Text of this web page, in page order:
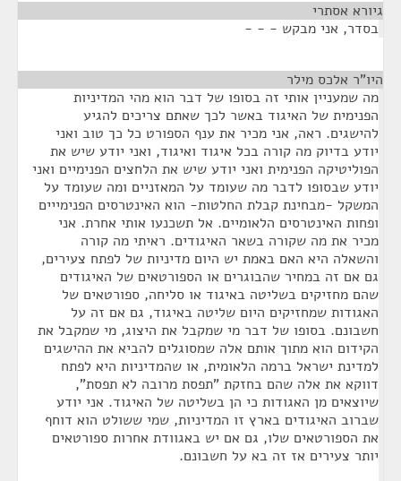
גיורא אסתרי
בסדר, אני מבקש - - -
היו"ר אלכס מילר
מה שמעניין אותי זה בסופו של דבר הוא מהי המדיניות
הפנימית של האיגוד באשר לכך שאתם צריכים להגיע
להישגים. ראה, אני מכיר את ענף הספורט כל כך טוב ואני
יודע בדיוק מה קורה בכל איגוד ואיגוד, ואני יודע שיש את
הפוליטיקה הפנימית ואני יודע שיש את הלחצים הפנימיים ואני
יודע שבסופו לדבר מה שעומד על המאזניים ומה שעומד על
המשקל -מבחינת קבלת החלטות- הוא האינטרסים הפנימייים
ופחות האינטרסים הלאומיים. אל תשכנעו אותי אחרת. אני
מכיר את מה שקורה בשאר האיגודים. ראיתי מה קורה
והשאלה היא האם באמת יש היום מדיניות של לפתח צעירים,
גם אם זה במחיר שהבוגרים או הספורטאים של האיגודים
שהם מחזיקים בשליטה באיגוד או סליחה, ספורטאים של
האגודות שמחזיקים היום שליטה באיגוד, גם אם זה על
חשבונם. בסופו של דבר מי שמקבל את היצוג, מי שמקבל את
הקידום הוא מתוך אותם אלה שמסוגלים להביא את ההישגים
למדינת ישראל ברמה הלאומית, או שהמדיניות היא לפתח
דווקא את אלה שהם בחזקת "תפסת מרובה לא תפסת",
שיוצאים מן האגודות כי הן בשליטה של האיגוד. אני יודע
שברוב האיגודים בארץ זו המדיניות, שמי ששולט הוא דוחף
את הספורטאים שלו, גם אם יש באגוודת אחרות ספורטאים
יותר צעירים אז זה בא על חשבונם.